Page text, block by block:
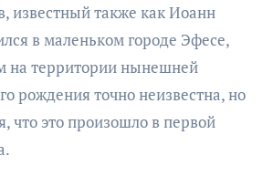
известный также как Иоанн
в маленьком городе Эфесе,
на территории нынешней
рождения точно неизвестна, но
что это произошло в первой